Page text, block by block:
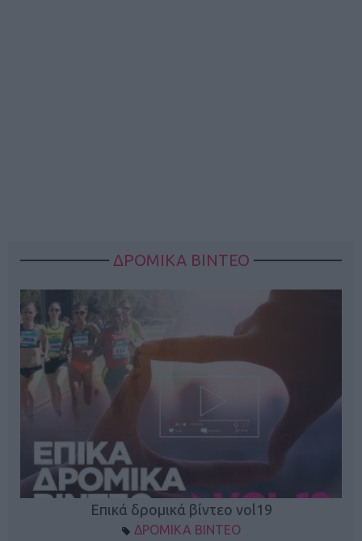
ΔΡΟΜΙΚΑ ΒΙΝΤΕΟ
Επικά δρομικά βίντεο vol19
ΔΡΟΜΙΚΑ ΒΙΝΤΕΟ